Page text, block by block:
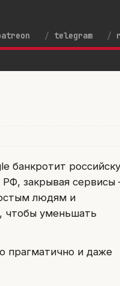
telegram
банкротит
РФ, закрывая
людям и
чтобы уменьшать
прагматично и даже